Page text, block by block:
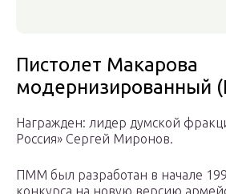
Пистолет Макарова
модернизированный
Награжден: лидер думской
Россия» Сергей Миронов.
ПММ был разработан в начале
конкурса на новую версию